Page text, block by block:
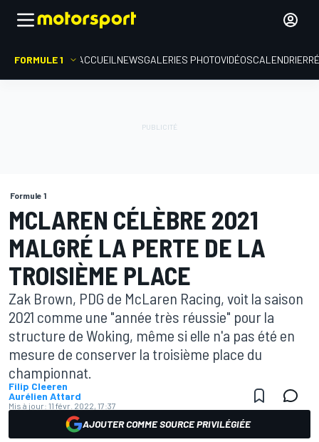
FORMULE 1 ACCUEIL NEWSGALERIES PHOTOVIDÉOSCALENDRIER
Formule 1
MCLAREN CÉLÈBRE 2021
MALGRÉ LA PERTE DE LA
TROISIÈME PLACE
Zak Brown, PDG de McLaren Racing, voit la saison
2021 comme une "année très réussie" pour la
structure de Woking, même si elle n'a pas été en
mesure de conserver la troisième place du
championnat.
Filip Cleeren
Aurélien Attard
Mis à jour: 11 févr. 2022, 17:37
AJOUTER COMME SOURCE PRIVILÉGIÉE